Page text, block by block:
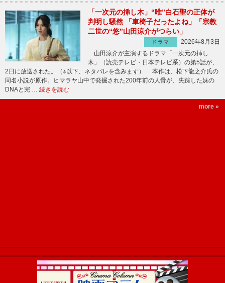
「一次元の挿し木」“唯”白石聖の正体が
判明し騒然 「車椅子だったよね」「宗教
二世の“悠”山田涼介がつらい」
ドラマ
2026年8月3日
山田涼介が主演するドラマ「一次元の挿し
木」（読売テレビ・日本テレビ系）の第5話が、
2日に放送された。（※以下、ネタバレを含みます） 本作は、松下龍之介氏の
同名小説が原作。ヒマラヤ山中で発掘された200年前の人骨が、失踪した妹の
DNAと完 … 続きを読む
more »